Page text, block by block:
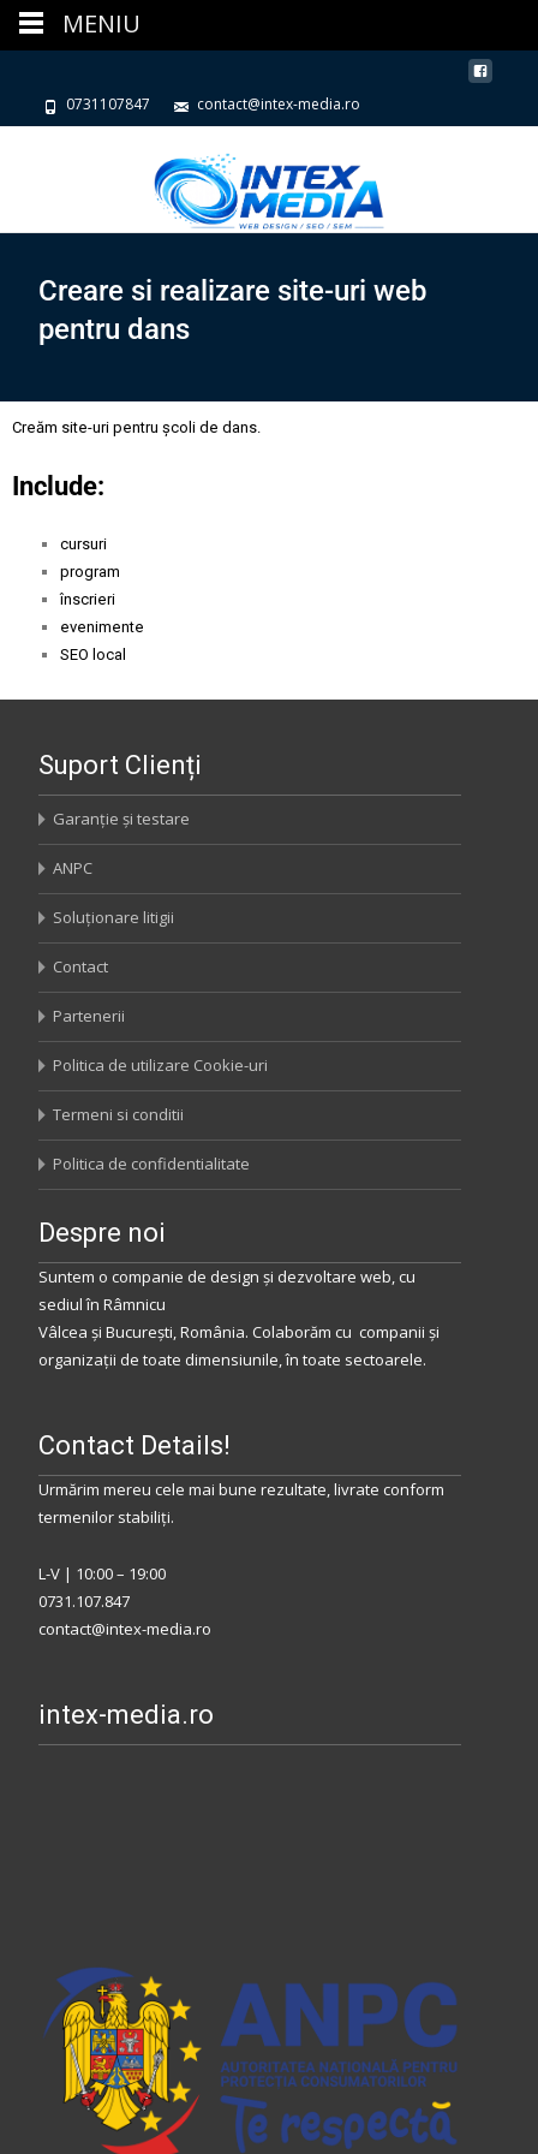
0731107847 contact@intex-media.ro
Creare si realizare site-uri web
pentru dans
Creăm site-uri pentru școli de dans.
Include:
cursuri
program
înscrieri
evenimente
SEO local
Suport Clienți
Garanție și testare
ANPC
Soluționare litigii
Contact
Partenerii
Politica de utilizare Cookie-uri
Termeni si conditii
Politica de confidentialitate
Despre noi
Suntem o companie de design și dezvoltare web, cu
sediulîn Râmnicu
Vâlcea și București,România. Colaborăm cu companii și
organizații de toate dimensiunile, în toate sectoarele.
Contact Details!
Urmărim mereu cele mai bune rezultate, livrate conform
termenilor stabiliţi.
L-V | 10:00 – 19:00
0731.107.847
contact@intex-media.ro
intex-media.ro
MENIU